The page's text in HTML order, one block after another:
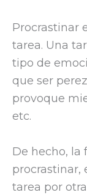
Procrastinar
tarea. Una
tipo de
que ser
provoque
etc.
De hecho, la
procrastinar,
tarea por